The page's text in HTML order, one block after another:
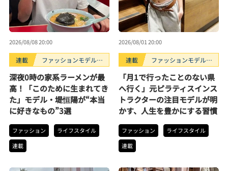
2026/08/08 20:00
連載
ファッションモデルの
深夜0時の家系ラーメンが最
高！「このために生まれてき
た」モデル・堤恒陽が“本当
に好きなもの”3選
ファッション
ライフスタイル
連載
2026/08/01 20:00
連載
ファッションモデルの
「月1で行ったことのない県
へ行く」元ピラティスインス
トラクターの注目モデルが明
かす、人生を豊かにする習慣
ファッション
ライフスタイル
連載